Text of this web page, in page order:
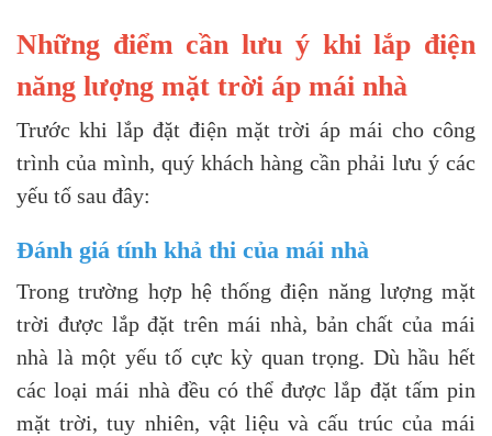
Những điểm cần lưu ý khi lắp điện
năng lượng mặt trời áp mái nhà
Trước khi lắp đặt điện mặt trời áp mái cho công
trình của mình, quý khách hàng cần phải lưu ý các
yếu tố sau đây:
Đánh giá tính khả thi của mái nhà
Trong trường hợp hệ thống điện năng lượng mặt
trời được lắp đặt trên mái nhà, bản chất của mái
nhà là một yếu tố cực kỳ quan trọng. Dù hầu hết
các loại mái nhà đều có thể được lắp đặt tấm pin
mặt trời, tuy nhiên, vật liệu và cấu trúc của mái